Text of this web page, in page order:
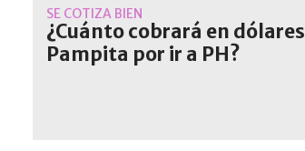
SE COTIZA BIEN
¿Cuánto cobrará en dólares
Pampita por ir a PH?